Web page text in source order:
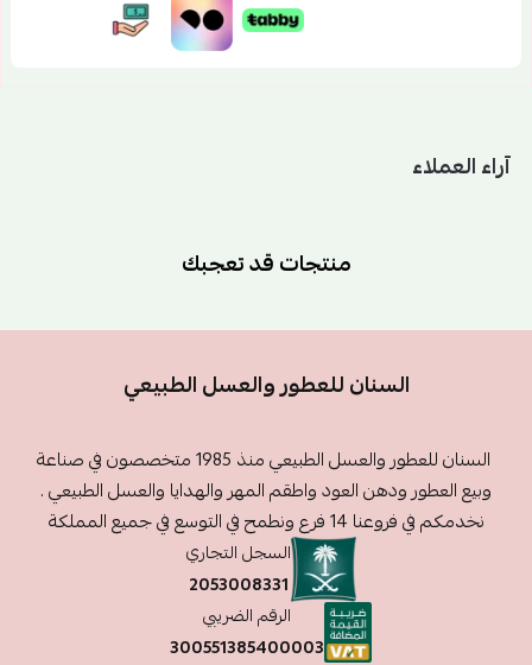
آراء العملاء
منتجات قد تعجبك
السنان للعطور والعسل الطبيعي
السنان للعطور والعسل الطبيعي منذ 1985 متخصصون في صناعة
وبيع العطور ودهن العود واطقم المهر والهدايا والعسل الطبيعي .
نخدمكم في فروعنا 14 فرع ونطمح في التوسع في جميع المملكة
السجل التجاري
2053008331
الرقم الضريبي
300551385400003